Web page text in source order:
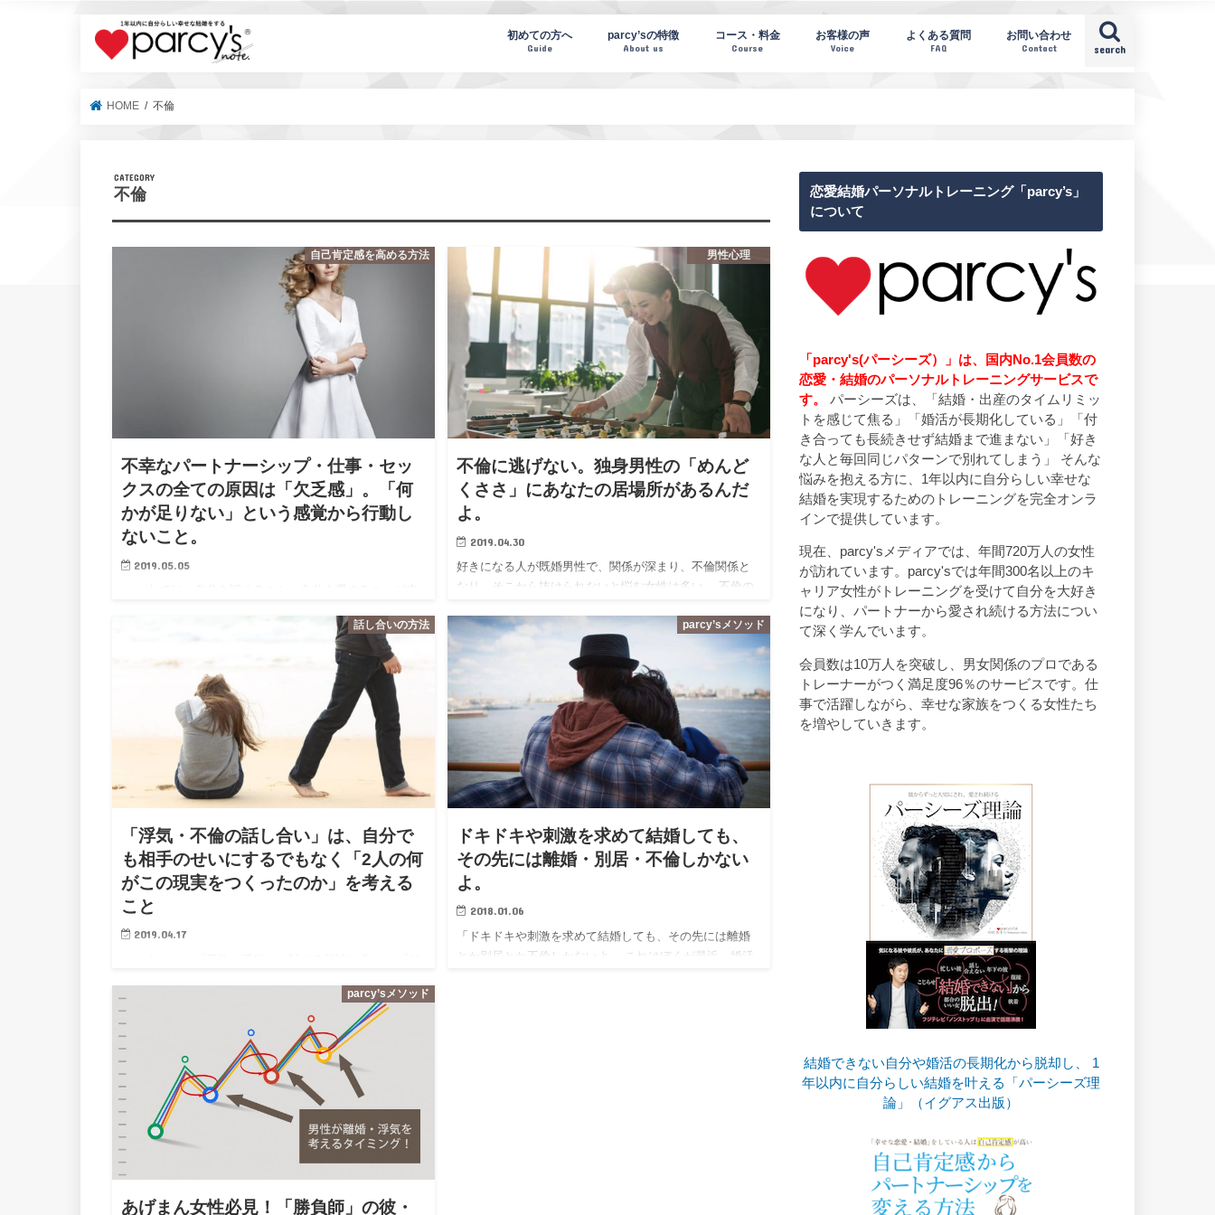
parcy's note(パーシーズノート) search
初めての方へ
Guide
parcy’sの特徴
About us
コース・料金
Course
お客様の声
Voice
よくある質問
FAQ
お問い合わせ
Contact
HOME 不倫
不倫
自己肯定感を高める方法
不幸なパートナーシップ・仕事・セッ
クスの全ての原因は「欠乏感」。「何
かが足りない」という感覚から行動し
ないこと。
2019.05.05
えている。 その中でparcy’sで伝えているのは、「欠乏
男性心理
不倫に逃げない。独身男性の「めんど
くささ」にあなたの居場所があるんだ
よ。
2019.04.30
好きになる人が既婚男性で、関係が深まり、不倫関係と
なり、そこから抜けられないと悩む女性は多い。 不倫の
んな不倫に悩む女性に対して日々伝えていることを…
話し合いの方法
「浮気・不倫の話し合い」は、自分で
も相手のせいにするでもなく「2人の何
がこの現実をつくったのか」を考える
こと
2019.04.17
いと思っていたのに本当にショックを受けた」など、好
きだったパートナーに浮気をされてしまったというの…
parcy’sメソッド
ドキドキや刺激を求めて結婚しても、
その先には離婚・別居・不倫しかない
よ。
2018.01.06
「ドキドキや刺激を求めて結婚しても、その先には離婚
とか別居とか不倫しかないよ」 これはぼくが最近、婚活
parcy’sメソッド
あげまん女性必見！「勝負師」の彼・
恋愛結婚パーソナルトレーニング「parcy’s」
について
「parcy's(パーシーズ）」は、国内No.1会員数の
恋愛・結婚のパーソナルトレーニングサービスで
す。
パーシーズは、「結婚・出産のタイムリミッ
トを感じて焦る」「婚活が長期化している」「付
き合っても長続きせず結婚まで進まない」「好き
な人と毎回同じパターンで別れてしまう」 そんな
悩みを抱える方に、1年以内に自分らしい幸せな
結婚を実現するためのトレーニングを完全オンラ
インで提供しています。
現在、parcy'sメディアでは、年間720万人の女性
が訪れています。parcy'sでは年間300名以上のキ
ャリア女性がトレーニングを受けて自分を大好き
になり、パートナーから愛され続ける方法につい
て深く学んでいます。
会員数は10万人を突破し、男女関係のプロである
トレーナーがつく満足度96％のサービスです。仕
事で活躍しながら、幸せな家族をつくる女性たち
を増やしていきます。
結婚できない自分や婚活の長期化から脱却し、 1
年以内に自分らしい結婚を叶える「パーシーズ理
論」（イグアス出版）